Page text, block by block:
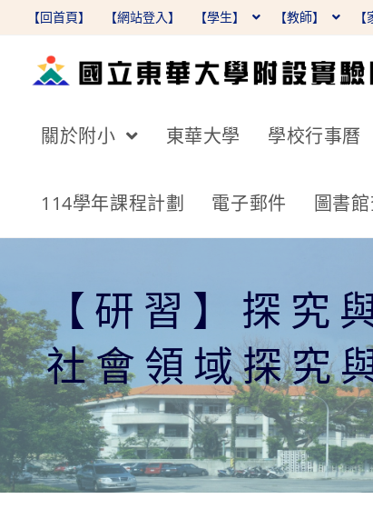
【回首頁】 【網站登入】 【學生】 【教師】
關於附小 東華大學 學校行事曆
114學年課程計劃 電子郵件 圖書
【研習】探究
社會領域探究